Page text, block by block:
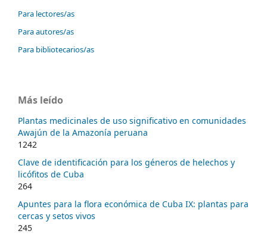
Para lectores/as
Para autores/as
Para bibliotecarios/as
Más leído
Plantas medicinales de uso significativo en comunidades
Awajún de la Amazonía peruana
1242
Clave de identificación para los géneros de helechos y
licófitos de Cuba
264
Apuntes para la flora económica de Cuba IX: plantas para
cercas y setos vivos
245